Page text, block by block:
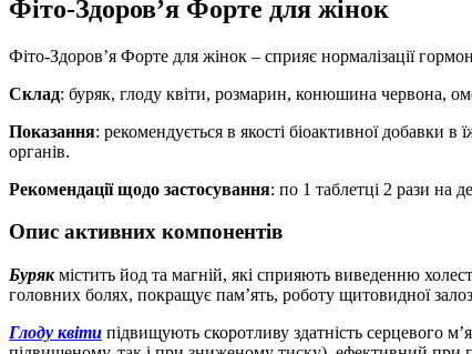
Фіто-Здоров’я Форте для жінок
Фіто-Здоров’я Форте для жінок – сприяє нормалізації
Склад: буряк, глоду квіти, розмарин, конюшина червона,
Показання: рекомендується в якості біоактивної добавки
органів.
Рекомендації щодо застосування: по 1 таблетці 2 рази на
Опис активних компонентів
Бурякмістить йод та магній, які сприяють виведенню
головних болях, покращує пам’ять, роботу щитовидної
Глоду квіти підвищують скоротливу здатність серцевого